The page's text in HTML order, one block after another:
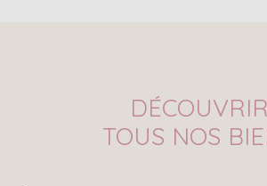
DÉCOUVRIR
TOUS NOS